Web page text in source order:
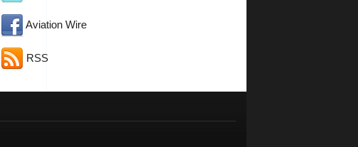
Aviation Wire
RSS